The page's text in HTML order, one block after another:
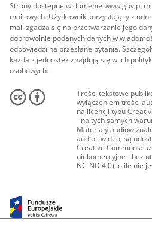
Strony dostępne w domenie www.gov.pl
mailowych. Użytkownik korzystający z
mail zgadza się na przetwarzanie jego
dobrowolnie podanych danych w
odpowiedzi na przesłane pytania.
każdą z jednostek znajdują się w ich
osobowych.
Treści tekstowe
wyłączeniem treści
na licencji typu
- na tych samych
Materiały
audio i wideo, są
Creative Commons:
niekomercyjne - bez
NC-ND 4.0), o ile nie